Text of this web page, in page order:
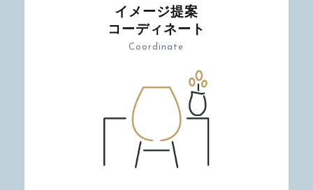
イメージ提案
コーディネート
Coordinate